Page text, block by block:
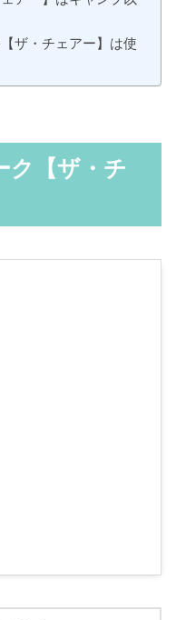
ザ・チェアー】は使
ク【ザ・チ